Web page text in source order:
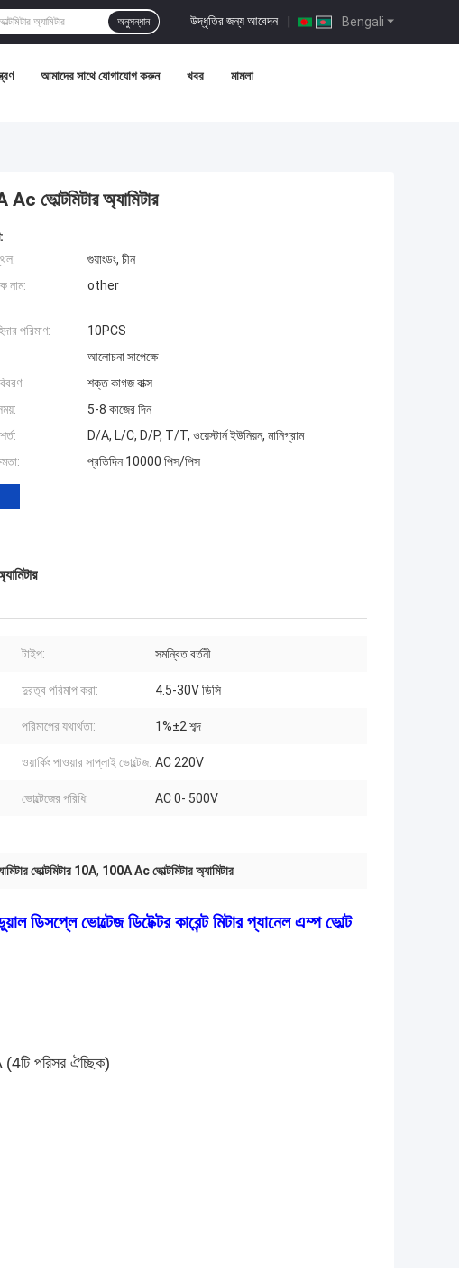
Bengali
উদ্ধৃতির জন্য আবেদন |
অনুসন্ধান
আমাদের সাথে যোগাযোগ করুন খবর মামলা
ভোল্টমিটার অ্যামিটার
গুয়াংডং, চীন
নাম:
other
পরিমাণ:
10PCS
আলোচনা সাপেক্ষে
শক্ত কাগজ বাক্স
5-8 কাজের দিন
D/A, L/C, D/P, T/T, ওয়েস্টার্ন ইউনিয়ন, মানিগ্রাম
প্রতিদিন 10000 পিস/পিস
টাইপ: সমন্বিত বর্তনী
দুরত্ব পরিমাপ করা: 4.5-30V ডিসি
পরিমাপের যথার্থতা: 1%±2 শব্দ
ওয়ার্কিং পাওয়ার সাপ্লাই ভোল্টেজ: AC 220V
ভোল্টেজের পরিধি: AC 0- 500V
ভোল্টমিটার 10A, 100A Ac ভোল্টমিটার অ্যামিটার
ভোল্টেজ ডিটেক্টর কারেন্ট মিটার প্যানেল এম্প ভোল্ট
পরিসর ঐচ্ছিক)